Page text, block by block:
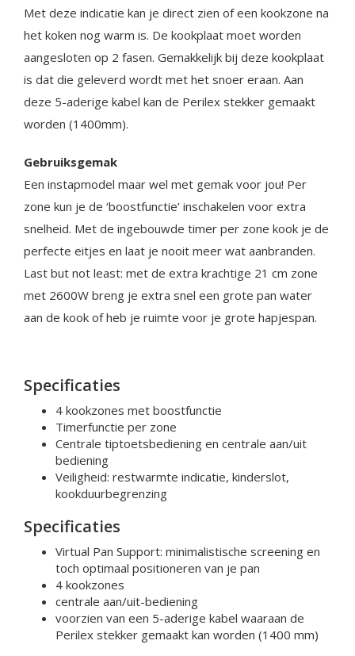
Met deze indicatie kan je direct zien of een kookzone na
het koken nog warm is. De kookplaat moet worden
aangesloten op 2 fasen. Gemakkelijk bij deze kookplaat
is dat die geleverd wordt met het snoer eraan. Aan
deze 5-aderige kabel kan de Perilex stekker gemaakt
worden (1400mm).
Gebruiksgemak
Een instapmodel maar wel met gemak voor jou! Per
zone kun je de ‘boostfunctie’ inschakelen voor extra
snelheid. Met de ingebouwde timer per zone kook je de
perfecte eitjes en laat je nooit meer wat aanbranden.
Last but not least: met de extra krachtige 21 cm zone
met 2600W breng je extra snel een grote pan water
aan de kook of heb je ruimte voor je grote hapjespan.
Specificaties
4 kookzones met boostfunctie
Timerfunctie per zone
Centrale tiptoetsbediening en centrale aan/uit
bediening
Veiligheid: restwarmte indicatie, kinderslot,
kookduurbegrenzing
Specificaties
Virtual Pan Support: minimalistische screening en
toch optimaal positioneren van je pan
4 kookzones
centrale aan/uit-bediening
voorzien van een 5-aderige kabel waaraan de
Perilex stekker gemaakt kan worden (1400 mm)